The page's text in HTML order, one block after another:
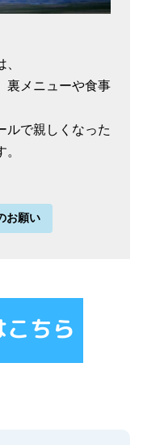
裏メニューや食事
で親しくなった
お願い